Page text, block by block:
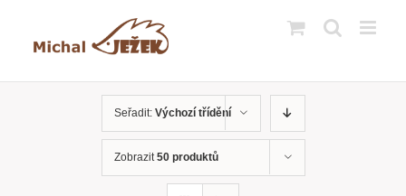
Seřadit: Výchozí třídění
Zobrazit50 produktů